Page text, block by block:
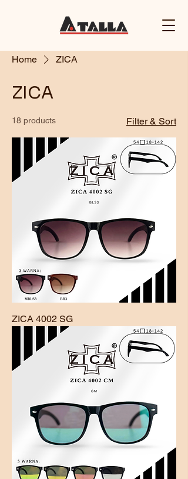
Home ZICA
ZICA
18 products Filter & Sort
ZICA 4002 SG